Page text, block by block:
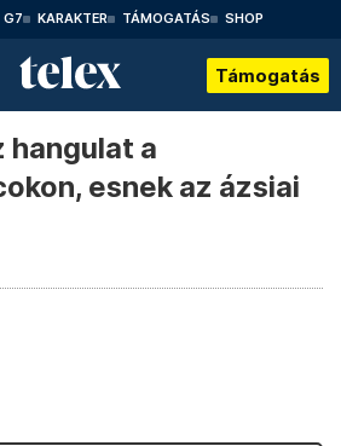
G7 KARAKTER TÁMOGATÁS SHOP
Támogatás
hangulat a
esnek az ázsiai